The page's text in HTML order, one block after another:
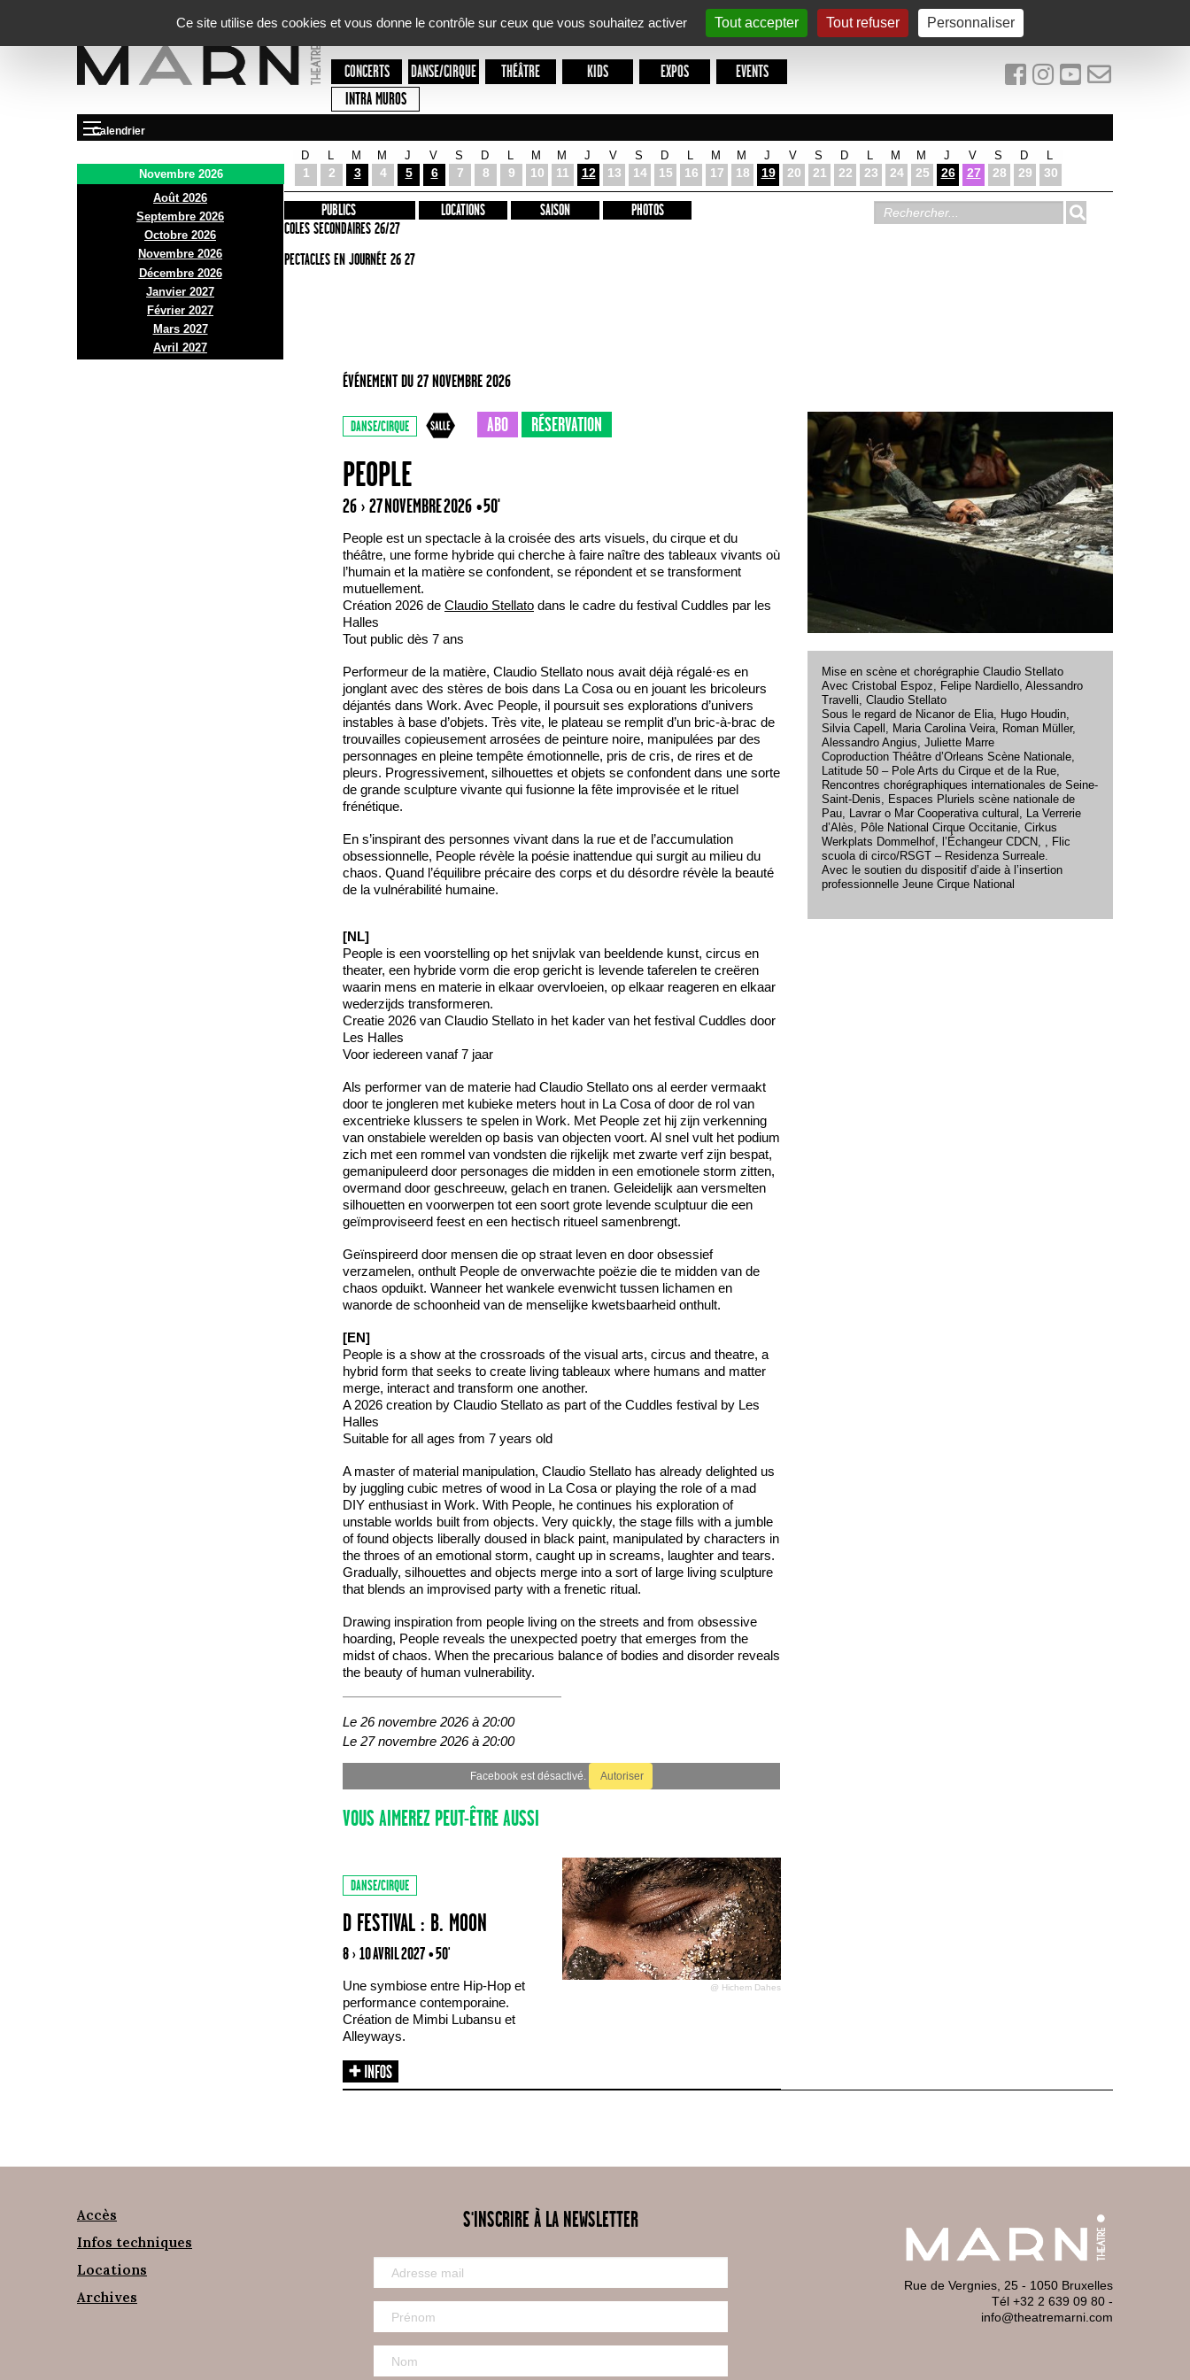
Ce site utilise des cookies et vous donne le contrôle sur ceux que vous souhaitez activer
Tout accepter Tout refuser Personnaliser
CONCERTS DANSE/CIRQUE THÉÂTRE KIDS EXPOS
EVENTS
INTRA MUROS
Calendrier
Novembre 2026
Août 2026
Septembre 2026
Octobre 2026
Novembre 2026
Décembre 2026
Janvier 2027
Février 2027
Mars 2027
Avril 2027
D
1 2
M
3
M
4
J
5
V
6
S
7
D
8 9
M
10
M
11
J
12
V
13
S
14
D
15 16
M
17
M
18
J
19
V
20
S
21
D
22 23
M
24
M
25
J
26
V
27
S
28
D
29 30
PRÉSENTATION
INFOS PRATIQUES
ACCES
BAR ET BISTRO
BILLETTERIE
PUBLICS
ECOLES SECONDAIRES 26/27
SPECTACLES EN JOURNÉE 26 27
LOCATIONS SAISON PHOTOS
ÉVÉNEMENT DU 27 NOVEMBRE 2026
DANSE/CIRQUE ABO RÉSERVATION
PEOPLE
26 › 27 NOVEMBRE 2026 • 50'
People est un spectacle à la croisée des arts visuels, du cirque et du
théâtre, une forme hybride qui cherche à faire naître des tableaux vivants où
l’humain et la matière se confondent, se répondent et se transforment
mutuellement.
Création 2026 de Claudio Stellato dans le cadre du festival Cuddles par les
Halles
Tout public dès 7 ans
Performeur de la matière, Claudio Stellato nous avait déjà régalé·es en
jonglant avec des stères de bois dans La Cosa ou en jouant les bricoleurs
déjantés dans Work. Avec People, il poursuit ses explorations d’univers
instables à base d’objets. Très vite, le plateau se remplit d’un bric-à-brac de
trouvailles copieusement arrosées de peinture noire, manipulées par des
personnages en pleine tempête émotionnelle, pris de cris, de rires et de
pleurs. Progressivement, silhouettes et objets se confondent dans une sorte
de grande sculpture vivante qui fusionne la fête improvisée et le rituel
frénétique.
En s’inspirant des personnes vivant dans la rue et de l’accumulation
obsessionnelle, People révèle la poésie inattendue qui surgit au milieu du
chaos. Quand l’équilibre précaire des corps et du désordre révèle la beauté
de la vulnérabilité humaine.
[NL]
People is een voorstelling op het snijvlak van beeldende kunst, circus en
theater, een hybride vorm die erop gericht is levende taferelen te creëren
waarin mens en materie in elkaar overvloeien, op elkaar reageren en elkaar
wederzijds transformeren.
Creatie 2026 van Claudio Stellato in het kader van het festival Cuddles door
Les Halles
Voor iedereen vanaf 7 jaar
Als performer van de materie had Claudio Stellato ons al eerder vermaakt
door te jongleren met kubieke meters hout in La Cosa of door de rol van
excentrieke klussers te spelen in Work. Met People zet hij zijn verkenning
van onstabiele werelden op basis van objecten voort. Al snel vult het podium
zich met een rommel van vondsten die rijkelijk met zwarte verf zijn bespat,
gemanipuleerd door personages die midden in een emotionele storm zitten,
overmand door geschreeuw, gelach en tranen. Geleidelijk aan versmelten
silhouetten en voorwerpen tot een soort grote levende sculptuur die een
geïmproviseerd feest en een hectisch ritueel samenbrengt.
Geïnspireerd door mensen die op straat leven en door obsessief
verzamelen, onthult People de onverwachte poëzie die te midden van de
chaos opduikt. Wanneer het wankele evenwicht tussen lichamen en
wanorde de schoonheid van de menselijke kwetsbaarheid onthult.
[EN]
People is a show at the crossroads of the visual arts, circus and theatre, a
hybrid form that seeks to create living tableaux where humans and matter
merge, interact and transform one another.
A 2026 creation by Claudio Stellato as part of the Cuddles festival by Les
Halles
Suitable for all ages from 7 years old
A master of material manipulation, Claudio Stellato has already delighted us
by juggling cubic metres of wood in La Cosa or playing the role of a mad
DIY enthusiast in Work. With People, he continues his exploration of
unstable worlds built from objects. Very quickly, the stage fills with a jumble
of found objects liberally doused in black paint, manipulated by characters in
the throes of an emotional storm, caught up in screams, laughter and tears.
Gradually, silhouettes and objects merge into a sort of large living sculpture
that blends an improvised party with a frenetic ritual.
Drawing inspiration from people living on the streets and from obsessive
hoarding, People reveals the unexpected poetry that emerges from the
midst of chaos. When the precarious balance of bodies and disorder reveals
the beauty of human vulnerability.
Le 26 novembre 2026 à 20:00
Le 27 novembre 2026 à 20:00
Facebook est désactivé. Autoriser
VOUS AIMEREZ PEUT-ÊTRE AUSSI
@ Hichem Dahes
DANSE/CIRQUE
D FESTIVAL : B. MOON
8 › 10 AVRIL 2027 • 50'
Une symbiose entre Hip-Hop et
performance contemporaine.
Création de Mimbi Lubansu et
Alleyways.
Mise en scène et chorégraphie Claudio Stellato
Avec Cristobal Espoz, Felipe Nardiello, Alessandro
Travelli, Claudio Stellato
Sous le regard de Nicanor de Elia, Hugo Houdin,
Silvia Capell, Maria Carolina Veira, Roman Müller,
Alessandro Angius, Juliette Marre
Coproduction Théâtre d’Orleans Scène Nationale,
Latitude 50 – Pole Arts du Cirque et de la Rue,
Rencontres chorégraphiques internationales de Seine-
Saint-Denis, Espaces Pluriels scène nationale de
Pau, Lavrar o Mar Cooperativa cultural, La Verrerie
d’Alès, Pôle National Cirque Occitanie, Cirkus
Werkplats Dommelhof, l’Échangeur CDCN, , Flic
scuola di circo/RSGT – Residenza Surreale.
Avec le soutien du dispositif d’aide à l’insertion
professionnelle Jeune Cirque National
Accès
Infos techniques
Locations
Archives
S'INSCRIRE À LA NEWSLETTER
Rue de Vergnies, 25 - 1050 Bruxelles
Tél +32 2 639 09 80 -
info@theatremarni.com